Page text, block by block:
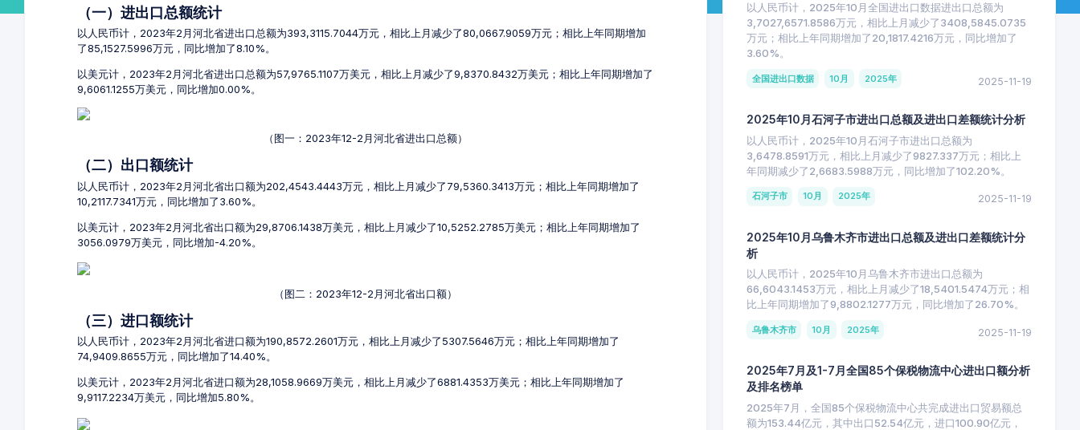
（一）进出口总额统计
以人民币计，2023年2月河北省进出口总额为393,3115.7044万元，相比上月减少了80,0667.9059万元；相比上年同期增加
了85,1527.5996万元，同比增加了8.10%。
以美元计，2023年2月河北省进出口总额为57,9765.1107万美元，相比上月减少了9,8370.8432万美元；相比上年同期增加了
9,6061.1255万美元，同比增加0.00%。
（图一：2023年12-2月河北省进出口总额）
（二）出口额统计
以人民币计，2023年2月河北省出口额为202,4543.4443万元，相比上月减少了79,5360.3413万元；相比上年同期增加了
10,2117.7341万元，同比增加了3.60%。
以美元计，2023年2月河北省出口额为29,8706.1438万美元，相比上月减少了10,5252.2785万美元；相比上年同期增加了
3056.0979万美元，同比增加-4.20%。
（图二：2023年12-2月河北省出口额）
（三）进口额统计
以人民币计，2023年2月河北省进口额为190,8572.2601万元，相比上月减少了5307.5646万元；相比上年同期增加了
74,9409.8655万元，同比增加了14.40%。
以美元计，2023年2月河北省进口额为28,1058.9669万美元，相比上月减少了6881.4353万美元；相比上年同期增加了
9,9117.2234万美元，同比增加5.80%。
以人民币计，2025年10月全国进出口数据进出口总额为
3,7027,6571.8586万元，相比上月减少了3408,5845.0735
万元；相比上年同期增加了20,1817.4216万元，同比增加了
3.60%。
全国进出口数据 10月 2025年 2025-11-19
2025年10月石河子市进出口总额及进出口差额统计分析
以人民币计，2025年10月石河子市进出口总额为
3,6478.8591万元，相比上月减少了9827.337万元；相比上
年同期减少了2,6683.5988万元，同比增加了102.20%。
石河子市 10月 2025年 2025-11-19
2025年10月乌鲁木齐市进出口总额及进出口差额统计分
析
以人民币计，2025年10月乌鲁木齐市进出口总额为
66,6043.1453万元，相比上月减少了18,5401.5474万元；相
比上年同期增加了9,8802.1277万元，同比增加了26.70%。
乌鲁木齐市 10月 2025年 2025-11-19
2025年7月及1-7月全国85个保税物流中心进出口额分析
及排名榜单
2025年7月，全国85个保税物流中心共完成进出口贸易额总
额为153.44亿元，其中出口52.54亿元，进口100.90亿元，